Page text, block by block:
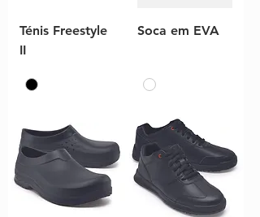
Ténis Freestyle
II
Soca em EVA